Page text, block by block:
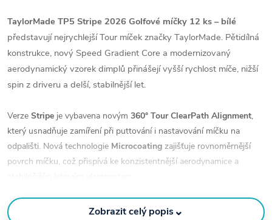
TaylorMade TP5 Stripe 2026 Golfové míčky 12 ks – bílé
představují nejrychlejší Tour míček značky TaylorMade. Pětidílná
konstrukce, nový Speed Gradient Core a modernizovaný
aerodynamický vzorek dimplů přinášejí vyšší rychlost míče, nižší
spin z driveru a delší, stabilnější let.
Verze Stripe je vybavena novým 360° Tour ClearPath Alignment,
který usnadňuje zamíření při puttování i nastavování míčku na
odpališti. Nová technologie Microcoating zajišťuje rovnoměrnější
povrch míčku, což přispívá ke konzistentnější aerodynamice a
Klíčové vlastnosti: Zobrazit celý popis⌄